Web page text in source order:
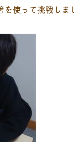
使って挑戦しま